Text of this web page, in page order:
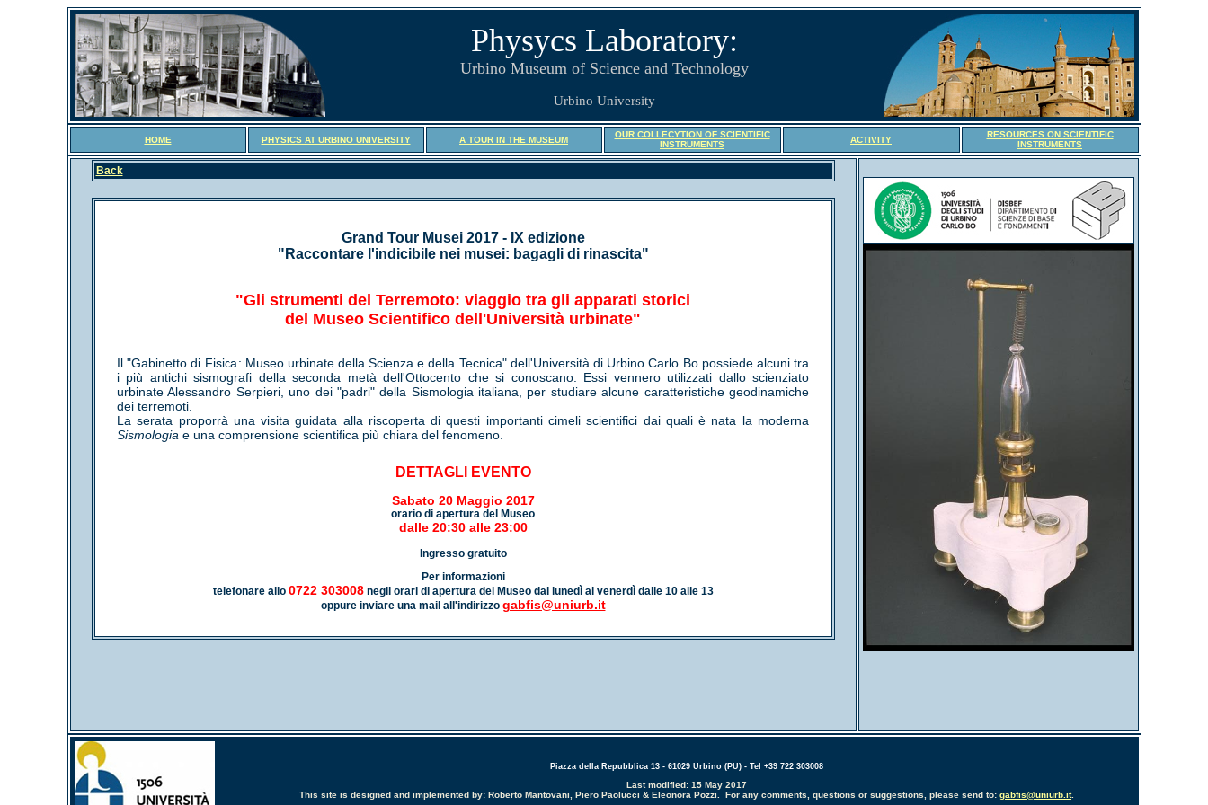
Physycs Laboratory:
Urbino Museum of Science and Technology
Urbino University
HOME PHYSICS AT URBINO UNIVERSITY A TOUR IN THE MUSEUM
OUR COLLECYTION OF SCIENTIFIC
INSTRUMENTS
ACTIVITY
RESOURCES ON SCIENTIFIC
INSTRUMENTS
Back
Grand Tour Musei 2017 - IX edizione
"Raccontare l'indicibile nei musei: bagagli di rinascita"
"Gli strumenti del Terremoto: viaggio tra gli apparati storici
del Museo Scientifico dell'Università urbinate"
Il "Gabinetto di Fisica: Museo urbinate della Scienza e della Tecnica" dell'Università di Urbino Carlo Bo possiede alcuni tra
i più antichi sismografi della seconda metà dell'Ottocento che si conoscano. Essi vennero utilizzati dallo scienziato
urbinate Alessandro Serpieri, uno dei "padri" della Sismologia italiana, per studiare alcune caratteristiche geodinamiche
dei terremoti.
La serata proporrà una visita guidata alla riscoperta di questi importanti cimeli scientifici dai quali è nata la moderna
Sismologia e una comprensione scientifica più chiara del fenomeno.
DETTAGLI EVENTO
Sabato 20 Maggio 2017
orario di apertura del Museo
dalle 20:30 alle 23:00
Ingresso gratuito
Per informazioni
telefonare allo 0722 303008negli orari di apertura del Museo dal lunedì al venerdì dalle 10 alle 13
oppure inviare una mail all'indirizzo gabfis@uniurb.it
Piazza della Repubblica 13 - 61029 Urbino (PU) - Tel +39 722 303008
Last modified: 15 May 2017
This site is designed and implemented by: Roberto Mantovani, Piero Paolucci & Eleonora Pozzi. For any comments, questions or suggestions, please send to: gabfis@uniurb.it.